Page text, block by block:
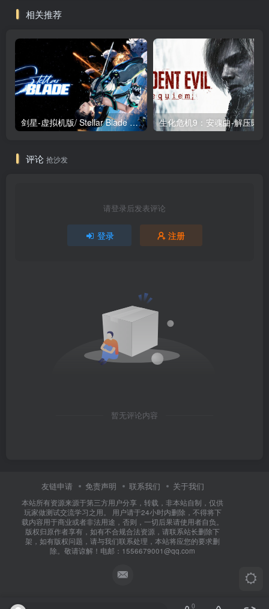
相关推荐
剑星-虚拟机版/ Stellar Blade v1.4.1|Build.19963153 终极版新补丁 送修改器 免安装中文版
评论 抢沙发
请登录后发表评论
登录 注册
暂无评论内容
友链申请 免责声明 联系我们 关于我们
本站所有资源来源于第三方用户分享，转载，非本站自制，仅供
玩家做测试交流学习之用。 用户请于24小时内删除，不得将下
载内容用于商业或者非法用途，否则，一切后果请使用者自负。
版权归原作者享有，如有不合规合法资源，请联系站长删除下
架，如有版权问题，请与我们联系处理，本站将应您的要求删
除。敬请谅解！电邮：1556679001@qq.com
0